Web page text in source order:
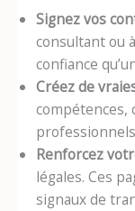
Signez vos
consultant ou
confiance
Créez de
compétences,
Renforcez
légales. Ces
signaux de